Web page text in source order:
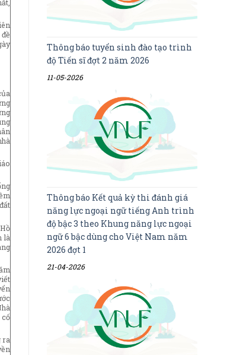
là
cố
ra
Thông báo tuyển sinh đào tạo trình
độ Tiến sĩ đợt 2 năm 2026
11-05-2026
Thông báo Kết quả kỳ thi đánh giá
năng lực ngoại ngữ tiếng Anh trình
độ bậc 3 theo Khung năng lực ngoại
ngữ 6 bậc dùng cho Việt Nam năm
2026 đợt 1
21-04-2026